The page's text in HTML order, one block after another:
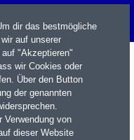
dir das bestmögliche
auf unserer
"Akzeptieren"
wir Cookies oder
Über den Button
der genannten
Verwendung von
dieser Website